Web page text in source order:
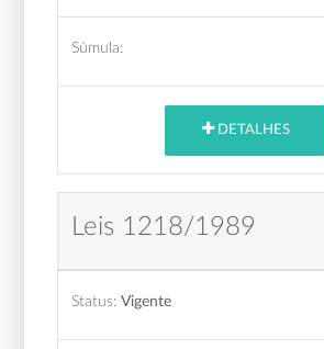
Súmula:
DETALHES
Leis 1218/1989
Status: Vigente